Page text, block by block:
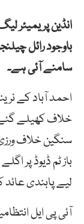
باوجود رائل
سامنے آئی ہے۔
احمد آباد کے
خلاف کھیلے
سنگین خلاف
لیے پابندی
آئی پی ایل